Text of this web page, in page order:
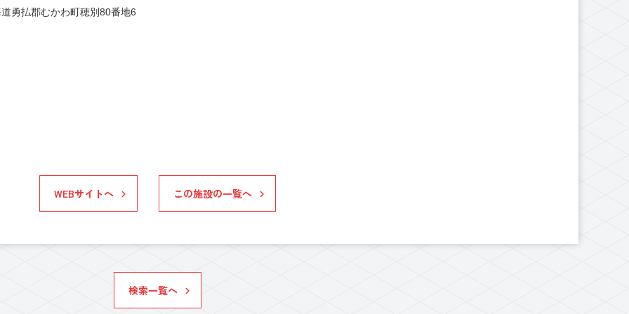
勇払郡むかわ町穂別80番地6
WEBサイトへ この施設の一覧へ
検索一覧へ